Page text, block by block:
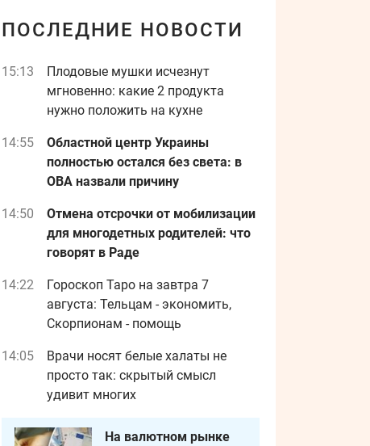
ПОСЛЕДНИЕ НОВОСТИ
15:13
Плодовые мушки исчезнут
мгновенно: какие 2 продукта
нужно положить на кухне
14:55
Областной центр Украины
полностью остался без света: в
ОВА назвали причину
14:50
Отмена отсрочки от мобилизации
для многодетных родителей: что
говорят в Раде
14:22
Гороскоп Таро на завтра 7
августа: Тельцам - экономить,
Скорпионам - помощь
14:05
Врачи носят белые халаты не
просто так: скрытый смысл
удивит многих
На валютном рынке